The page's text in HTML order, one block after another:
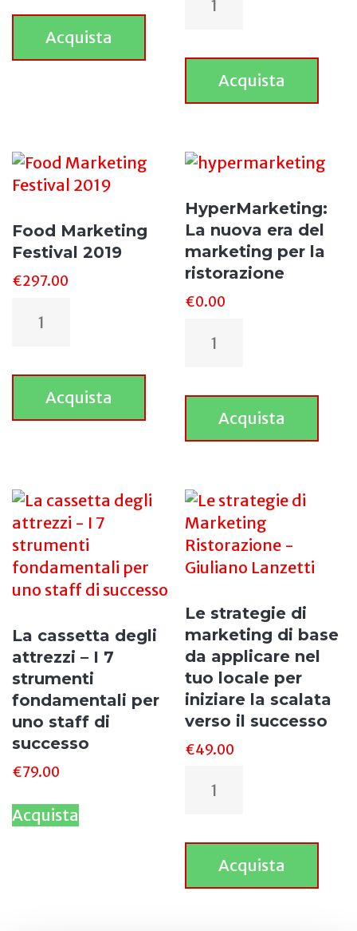
Acquista
Acquista
Food Marketing
Festival 2019
€297.00
Acquista
HyperMarketing:
La nuova era del
marketing per la
ristorazione
€0.00
Acquista
La cassetta degli
attrezzi – I 7
strumenti
fondamentali per
uno staff di
successo
€79.00
Acquista
Le strategie di
marketing di base
da applicare nel
tuo locale per
iniziare la scalata
verso il successo
€49.00
Acquista